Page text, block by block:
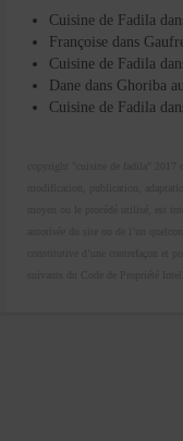
Cuisine de Fadila
Françoise dans
Cuisine de Fadila
Dane dans Ghoriba
Cuisine de Fadila